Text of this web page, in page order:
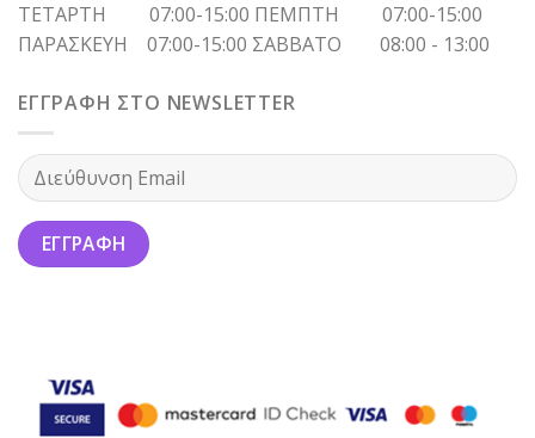
ΤΕΤΑΡΤΗ 07:00-15:00 ΠΕΜΠΤΗ 07:00-15:00
ΠΑΡΑΣΚΕΥΗ 07:00-15:00 ΣΑΒΒΑΤΟ 08:00 - 13:00
ΕΓΓΡΑΦΗ ΣΤΟ NEWSLETTER